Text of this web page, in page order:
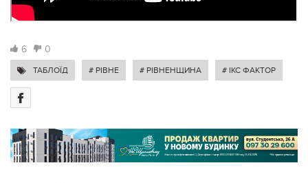
6 0
ТАБЛОЇД # РІВНЕ # РІВНЕНЩИНА # ІКС ФАКТОР